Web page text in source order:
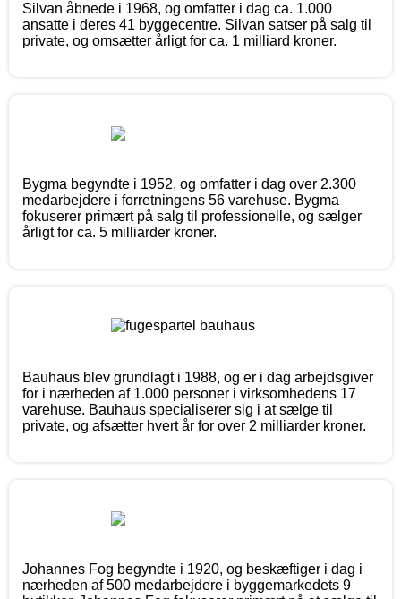
Silvan åbnede i 1968, og omfatter i dag ca. 1.000
ansatte i deres 41 byggecentre. Silvan satser på salg til
private, og omsætter årligt for ca. 1 milliard kroner.
Bygma begyndte i 1952, og omfatter i dag over 2.300
medarbejdere i forretningens 56 varehuse. Bygma
fokuserer primært på salg til professionelle, og sælger
årligt for ca. 5 milliarder kroner.
Bauhaus blev grundlagt i 1988, og er i dag arbejdsgiver
for i nærheden af 1.000 personer i virksomhedens 17
varehuse. Bauhaus specialiserer sig i at sælge til
private, og afsætter hvert år for over 2 milliarder kroner.
Johannes Fog begyndte i 1920, og beskæftiger i dag i
nærheden af 500 medarbejdere i byggemarkedets 9